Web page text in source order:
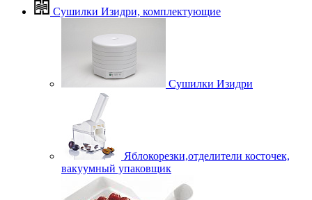
Сушилки Изидри, комплектующие
Сушилки Изидри
Яблокорезки,отделители косточек,
вакуумный упаковщик